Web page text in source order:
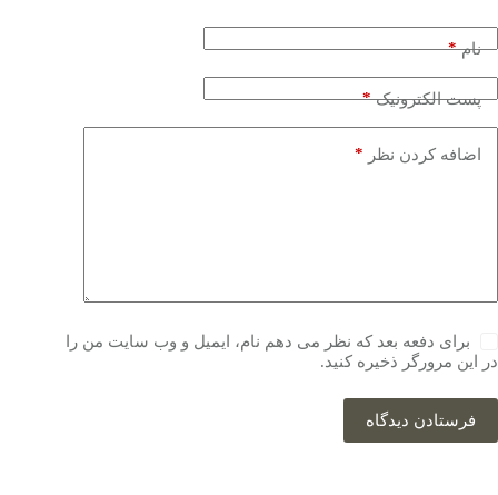
نام*
پست الکترونیک*
اضافه کردن نظر *
برای دفعه بعد که نظر می دهم نام، ایمیل و وب سایت من را
در این مرورگر ذخیره کنید.
فرستادن دیدگاه